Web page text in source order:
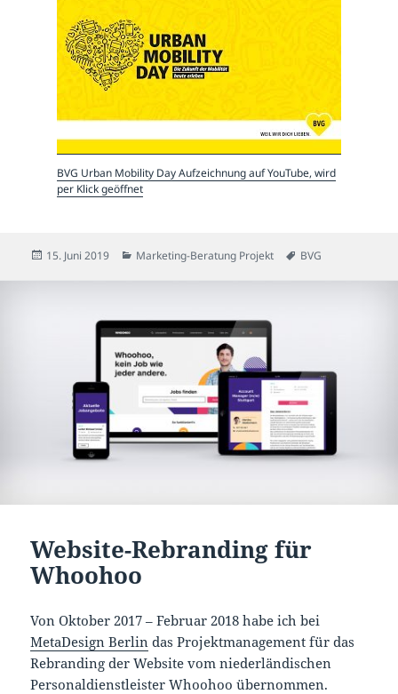
BVG Urban Mobility Day Aufzeichnung auf YouTube, wird
per Klick geöffnet
Veröffentlicht
15. Juni 2019 Kategorien
Marketing-Beratung Projekt Schlagwörter
BVG
Website-Rebranding für
Whoohoo
Von Oktober 2017 – Februar 2018 habe ich bei
MetaDesign Berlin das Projektmanagement für das
Rebranding der Website vom niederländischen
Personaldienstleister Whoohoo übernommen.